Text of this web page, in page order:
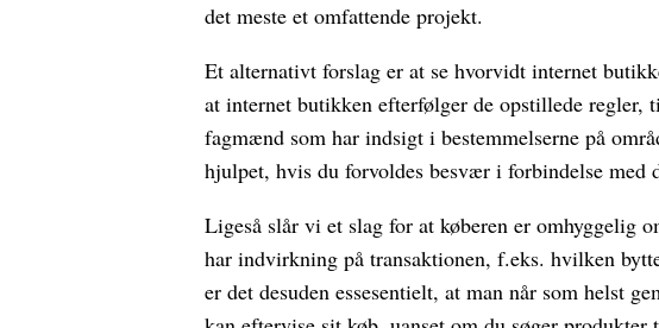
det meste et omfattende projekt.
Et alternativt forslag er at se hvorvidt internet
at internet butikken efterfølger de opstillede regler,
fagmænd som har indsigt i bestemmelserne på
hjulpet, hvis du forvoldes besvær i forbindelse med
Ligeså slår vi et slag for at køberen er omhyggelig
har indvirkning på transaktionen, f.eks. hvilken
er det desuden essesentielt, at man når som helst